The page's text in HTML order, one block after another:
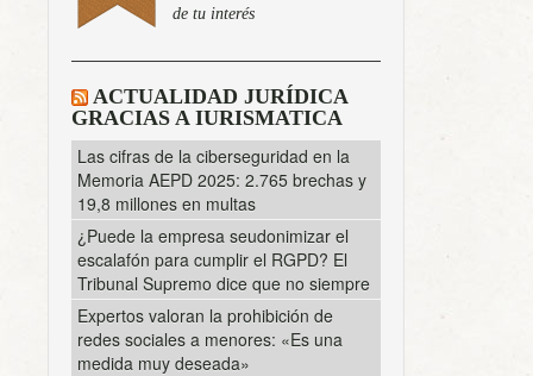
de tu interés
ACTUALIDAD JURÍDICA
GRACIAS A IURISMATICA
Las cifras de la ciberseguridad en la
Memoria AEPD 2025: 2.765 brechas y
19,8 millones en multas
¿Puede la empresa seudonimizar el
escalafón para cumplir el RGPD? El
Tribunal Supremo dice que no siempre
Expertos valoran la prohibición de
redes sociales a menores: «Es una
medida muy deseada»